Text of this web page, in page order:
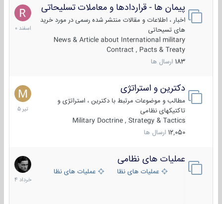
پیمان ها - قراردادها و معاملات تسلیحاتی
اخبار ، اطلاعات و مقالات منتشر شده رسمی در مورد خرید
های تسیحاتی
News & Article about International military
Contract , Pacts & Treaty
183 ارسال ها
7
اسفند
1400
دکترین و استراتژی
مطالب و موضوعات مرتبط با دکترین ، استراتژی و
تاکتیکهای نظامی
Military Doctrine , Strategy & Tactics
12,050 ارسال ها
27
تیر
1405
عملیات های نظامی
عملیات های نظامی ایرانعملیات های نظامی خارجی
5
خرداد
1404